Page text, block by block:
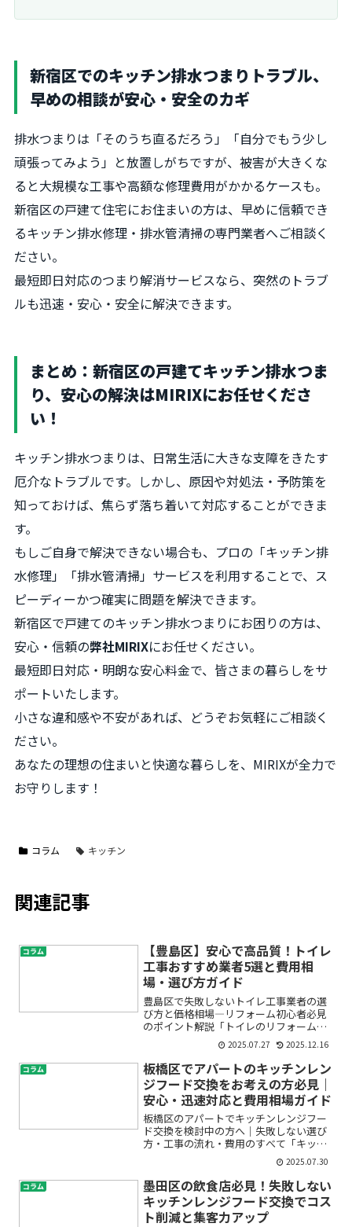
新宿区でのキッチン排水つまりトラブル、
早めの相談が安心・安全のカギ
排水つまりは「そのうち直るだろう」「自分でもう少し
頑張ってみよう」と放置しがちですが、被害が大きくな
ると大規模な工事や高額な修理費用がかかるケースも。
新宿区の戸建て住宅にお住まいの方は、早めに信頼でき
るキッチン排水修理・排水管清掃の専門業者へご相談く
ださい。
最短即日対応のつまり解消サービスなら、突然のトラブ
ルも迅速・安心・安全に解決できます。
まとめ：新宿区の戸建てキッチン排水つま
り、安心の解決はMIRIXにお任せくださ
い！
キッチン排水つまりは、日常生活に大きな支障をきたす
厄介なトラブルです。しかし、原因や対処法・予防策を
知っておけば、焦らず落ち着いて対応することができま
す。
もしご自身で解決できない場合も、プロの「キッチン排
水修理」「排水管清掃」サービスを利用することで、ス
ピーディーかつ確実に問題を解決できます。
新宿区で戸建てのキッチン排水つまりにお困りの方は、
安心・信頼の弊社MIRIXにお任せください。
最短即日対応・明朗な安心料金で、皆さまの暮らしをサ
ポートいたします。
小さな違和感や不安があれば、どうぞお気軽にご相談く
ださい。
あなたの理想の住まいと快適な暮らしを、MIRIXが全力で
お守りします！
コラム キッチン
関連記事
コラム
【豊島区】安心で高品質！トイレ
工事おすすめ業者5選と費用相
場・選び方ガイド
豊島区で失敗しないトイレ工事業者の選
び方と価格相場―リフォーム初心者必見
のポイント解説「トイレのリフォームを
考えているけれど、どの業者を選べばい
いかわからない」「価格が高すぎたり、
あとから追加費用が発生したりしないか
不安」――そんな悩みをお...
2025.07.27 2025.12.16
コラム
板橋区でアパートのキッチンレン
ジフード交換をお考えの方必見｜
安心・迅速対応と費用相場ガイド
板橋区のアパートでキッチンレンジフー
ド交換を検討中の方へ｜失敗しない選び
方・工事の流れ・費用のすべて「キッチ
ンの換気扇が急に動かなくなった」「ア
パートのレンジフードが古くてうるさ
い」「交換工事って何から始めるの？」
といったお悩みをお持ちでは...
2025.07.30
コラム
墨田区の飲食店必見！失敗しない
キッチンレンジフード交換でコス
ト削減と集客力アップ